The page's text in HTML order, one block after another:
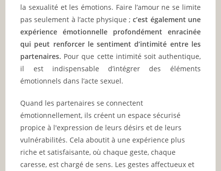
la sexualité et les émotions. Faire l’amour ne se limite
pas seulement à l’acte physique ;c’est également une
expérience émotionnelle profondément enracinée
qui peut renforcer le sentiment d’intimité entre les
partenaires. Pour que cette intimité soit authentique,
il est indispensable d’intégrer des éléments
émotionnels dans l’acte sexuel.
Quand les partenaires se connectent
émotionnellement, ils créent un espace sécurisé
propice à l'expression de leurs désirs et de leurs
vulnérabilités. Cela aboutit à une expérience plus
riche et satisfaisante, où chaque geste, chaque
caresse, est chargé de sens. Les gestes affectueux et